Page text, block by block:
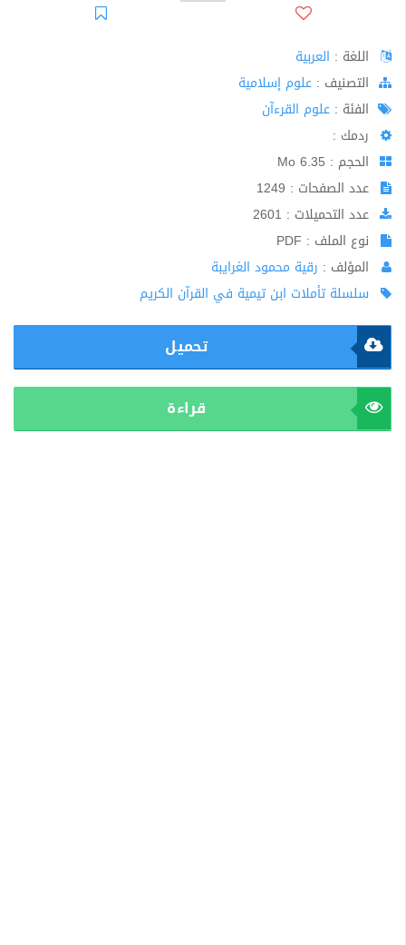
اللغة : العربية
اﻟﺘﺼﻨﻴﻒ : علوم إسلامية
الفئة : علوم القرءآن
ردمك :
الحجم : 6.35 Mo
عدد الصفحات : 1249
عدد التحميلات : 2601
نوع الملف : PDF
المؤلف : رقية محمود الغرايبة
سلسلة تأملات ابن تيمية في القرآن الكريم
تحميل
قراءة